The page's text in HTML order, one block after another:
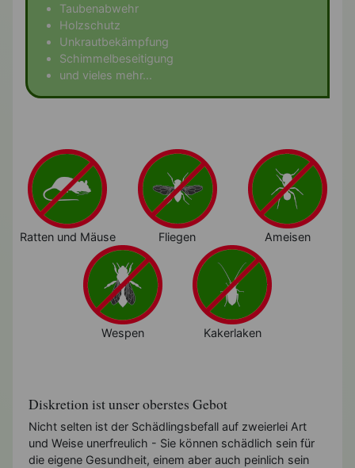
Taubenabwehr
Holzschutz
Unkrautbekämpfung
Schimmelbeseitigung
und vieles mehr...
Ratten und Mäuse Fliegen Ameisen
Wespen Kakerlaken
Diskretion ist unser oberstes Gebot
Nicht selten ist der Schädlingsbefall auf zweierlei Art
und Weise unerfreulich - Sie können schädlich sein für
die eigene Gesundheit, einem aber auch peinlich sein